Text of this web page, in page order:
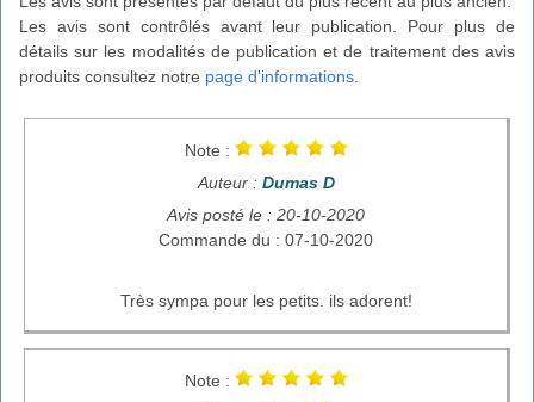
Les avis sont contrôlés avant leur publication. Pour plus de
détails sur les modalités de publication et de traitement des avis
produits consultez notre page d'informations
Note :
Auteur : Dumas D
Avis posté le : 20-10-2020
Commande du : 07-10-2020
Très sympa pour les petits. ils adorent!
Note :